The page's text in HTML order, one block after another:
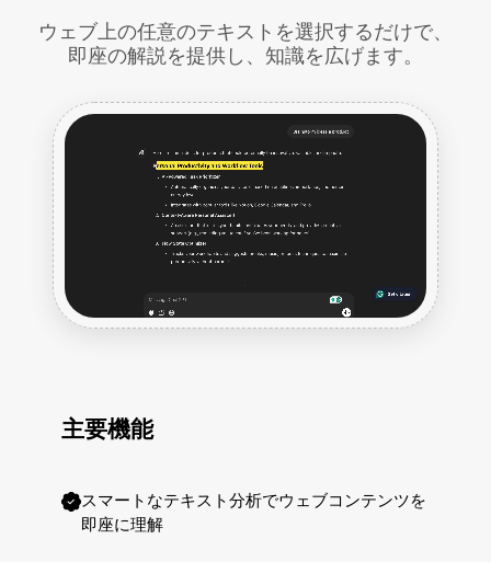
ウェブ上の任意のテキストを選択するだけで、
即座の解説を提供し、知識を広げます。
主要機能
スマートなテキスト分析でウェブコンテンツを
即座に理解